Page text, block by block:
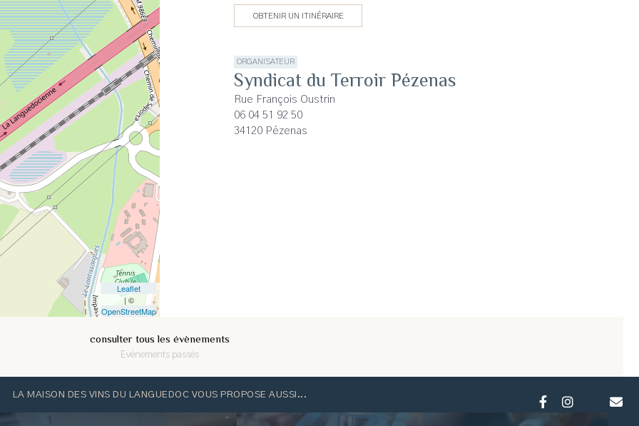
Leaflet
| ©
OpenStreetMap
OBTENIR UN ITINÉRAIRE
ORGANISATEUR
Syndicat du Terroir Pézenas
Rue François Oustrin
06 04 51 92 50
34120 Pézenas
consulter tous les évènements
Evénements passés
LA MAISON DES VINS DU LANGUEDOC VOUS PROPOSE AUSSI...